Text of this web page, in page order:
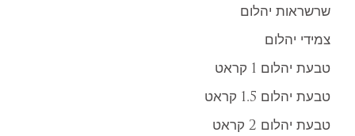
שרשראות יהלום
צמידי יהלום
טבעת יהלום 1 קראט
טבעת יהלום 1.5 קראט
טבעת יהלום 2 קראט